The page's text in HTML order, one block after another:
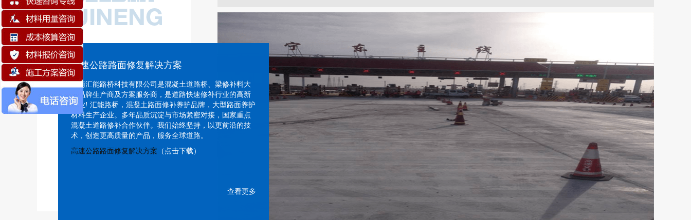
高速公路路面修复解决方案
河南汇能路桥科技有限公司是混凝土道路桥、梁修补料大
型品牌生产商及方案服务商，是道路快速修补行业的高新
企业! 汇能路桥，混凝土路面修补养护品牌，大型路面养护
材料生产企业。多年品质沉淀与市场紧密对接，国家重点
混凝土道路修补合作伙伴。我们始终坚持，以更前沿的技
术，创造更高质量的产品，服务全球道路。
高速公路路面修复解决方案 （点击下载）
查看更多